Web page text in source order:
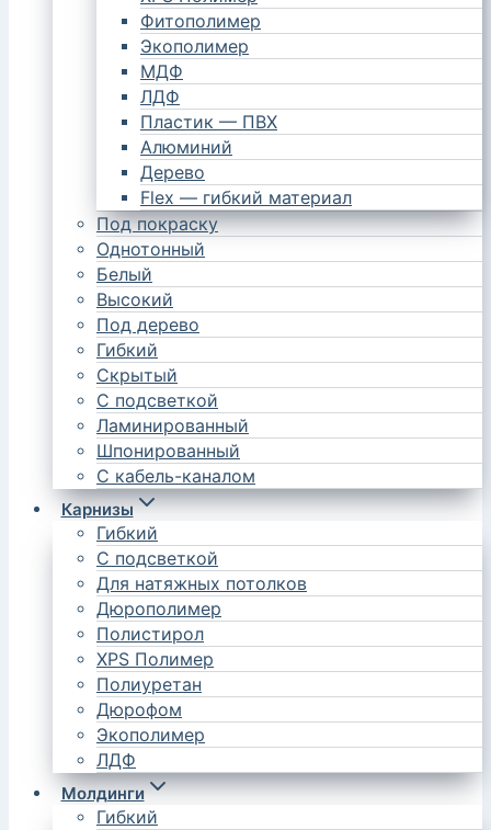
Фитополимер
Экополимер
МДФ
ЛДФ
Пластик — ПВХ
Алюминий
Дерево
Flex — гибкий материал
Под покраску
Однотонный
Белый
Высокий
Под дерево
Гибкий
Скрытый
С подсветкой
Ламинированный
Шпонированный
С кабель-каналом
Карнизы
Гибкий
С подсветкой
Для натяжных потолков
Дюрополимер
Полистирол
XPS Полимер
Полиуретан
Дюрофом
Экополимер
ЛДФ
Молдинги
Гибкий